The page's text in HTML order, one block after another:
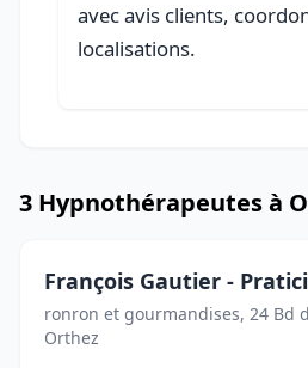
avec avis clients,
localisations.
3 Hypnothérapeutes à
François Gautier -
ronron et gourmandises, 24 Bd
Orthez